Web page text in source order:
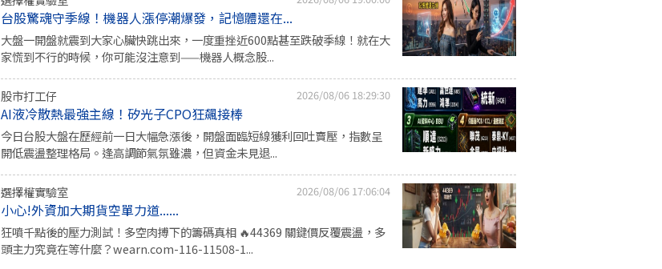
台股驚魂守季線！機器人漲停潮爆發，記憶體還在...
大盤一開盤就震到大家心臟快跳出來，一度重挫近600點甚至跌破季線！就在大
家慌到不行的時候，你可能沒注意到——機器人概念股...
股市打工仔 2026/08/06 18:29:30
AI液冷散熱最強主線！矽光子CPO狂飆接棒
今日台股大盤在歷經前一日大幅急漲後，開盤面臨短線獲利回吐賣壓，指數呈
開低震盪整理格局。逢高調節氣氛雖濃，但資金未見退...
選擇權實驗室 2026/08/06 17:06:04
小心!外資加大期貨空單力道......
狂噴千點後的壓力測試！多空肉搏下的籌碼真相 🔥44369 關鍵價反覆震盪，多
頭主力究竟在等什麼？wearn.com-116-11508-1...